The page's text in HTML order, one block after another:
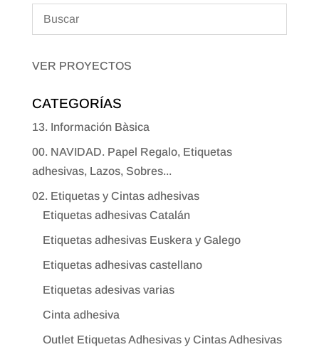
VER PROYECTOS
CATEGORÍAS
13. Información Bàsica
00. NAVIDAD. Papel Regalo, Etiquetas
adhesivas, Lazos, Sobres...
02. Etiquetas y Cintas adhesivas
Etiquetas adhesivas Catalán
Etiquetas adhesivas Euskera y Galego
Etiquetas adhesivas castellano
Etiquetas adesivas varias
Cinta adhesiva
Outlet Etiquetas Adhesivas y Cintas Adhesivas